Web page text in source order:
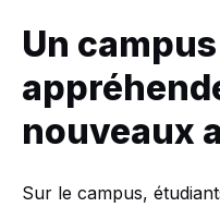
Un
nouveaux
Sur le campus,